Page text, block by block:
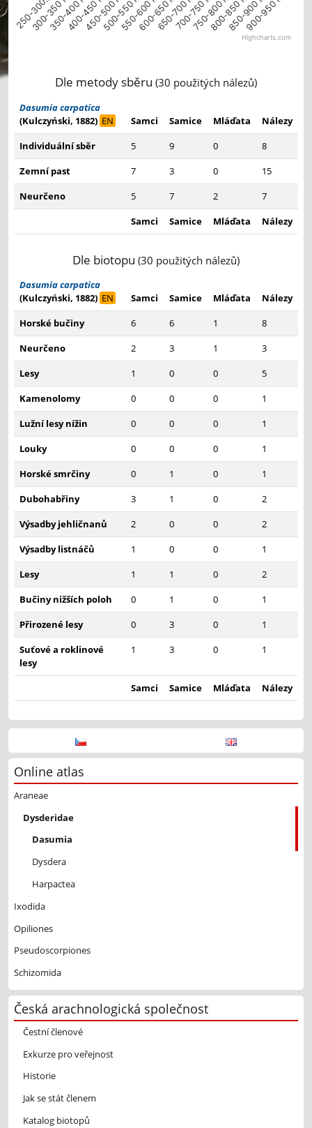
250-300…
300-350 m
350-400 m
400-450 m
450-500 m
500-550 m
550-600 m
600-650 m
650-700 m
700-750 m
750-800 m
800-850 m
850-900 m
900-950 m
Highcharts.com
Dle metody sběru (30 použitých nálezů)
Dasumia carpatica
(Kulczyński, 1882) EN Samci Samice Mláďata
Nálezy
Individuální sběr
5 9 0
8
Zemní past
7 3 0
15
Neurčeno
5 7 2
7
Samci
Samice Mláďata Nálezy
Dle biotopu (30 použitých nálezů)
Dasumia carpatica
(Kulczyński, 1882) EN Samci Samice Mláďata
Nálezy
Horské bučiny
6 6 1
8
Neurčeno
2 3 1
3
Lesy
1 0 0
5
Kamenolomy
0 0 0
1
Lužní lesy nížin
0 0 0
1
Louky
0 0 0
1
Horské smrčiny
0 1 0
1
Dubohabřiny
3 1 0
2
Výsadby jehličnanů
2 0 0
2
Výsadby listnáčů
1 0 0
1
Lesy
1 1 0
2
Bučiny nižších poloh
0 1 0
1
Přirozené lesy
0 3 0
1
Suťové a roklinové
lesy
1 3 0 1
Samci Samice Mláďata Nálezy
Online atlas
Araneae
Dysderidae
Dasumia
Dysdera
Harpactea
Ixodida
Opiliones
Pseudoscorpiones
Schizomida
Česká arachnologická společnost
Čestní členové
Exkurze pro veřejnost
Historie
Jak se stát členem
Katalog biotopů